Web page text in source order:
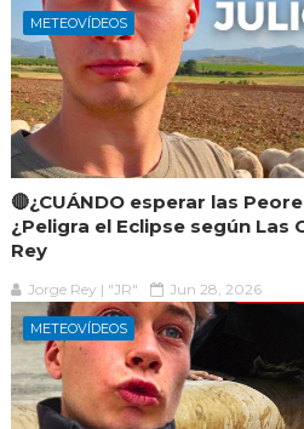
METEOVÍDEOS
🔴¿CUÁNDO esperar las
¿Peligra el Eclipse según Las
Rey
Jorge Rey | "JR" Jun 28, 2026
METEOVÍDEOS